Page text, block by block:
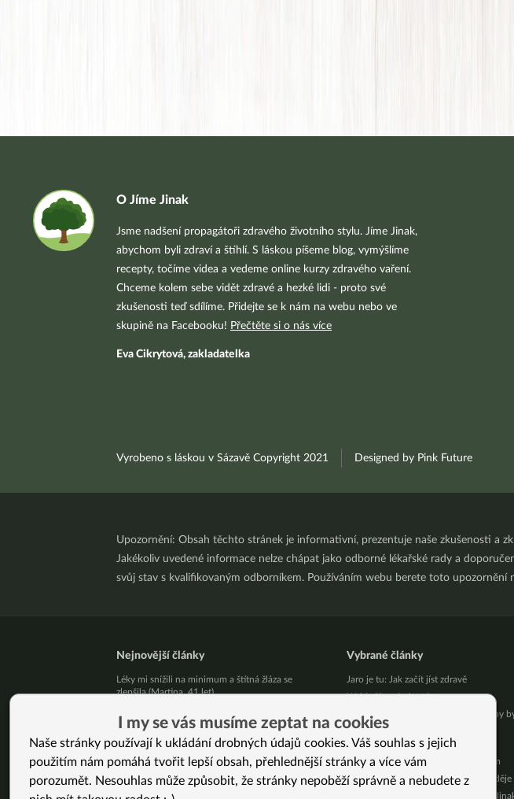
O Jíme Jinak
Jsme nadšení propagátoři zdravého životního stylu. Jíme Jinak,
abychom byli zdraví a štíhlí. S láskou píšeme blog, vymýšlíme
recepty, točíme videa a vedeme online kurzy zdravého vaření.
Chceme kolem sebe vidět zdravé a hezké lidi - proto své
zkušenosti teď sdílíme. Přidejte se k nám na webu nebo ve
skupině na Facebooku! Přečtěte si o nás více
Eva Cikrytová, zakladatelka
Vyrobeno s láskou v Sázavě Copyright 2021 Designed by Pink Future
Upozornění: Obsah těchto stránek je informativní, prezentuje naše zkušenosti a
Jakékoliv uvedené informace nelze chápat jako odborné lékařské rady a
svůj stav s kvalifikovaným odborníkem. Používáním webu berete toto upozornění
Nejnovější články
Léky mi snížili na minimum a štítná žláza se
zlepšila (Martina, 41 let)
Přestaňte bojovat samy se sebou
10 tipů, jak zpracovat letní jablíčka
Už vás unavuje, že někdo pořád řeší, jak byste
měla vypadat?
Vybrané články
Jaro je tu: Jak začít jíst zdravě
Webinář v pátek večer
Poselství indiánů KOGI: Kde začít, aby
mír a harmonie
7 pozitivních účinků Brahmi
Hubnutí v prvním trimestru a co s tím
Co je deprese aneb co se vám při ní děje
Webinář pro účastníky kurzu Vánoc
I my se vás musíme zeptat na cookies
Naše stránky používají k ukládání drobných údajů cookies. Váš souhlas s jejich
použitím nám pomáhá tvořit lepší obsah, přehlednější stránky a více vám
porozumět. Nesouhlas může způsobit, že stránky nepoběží správně a nebudete z